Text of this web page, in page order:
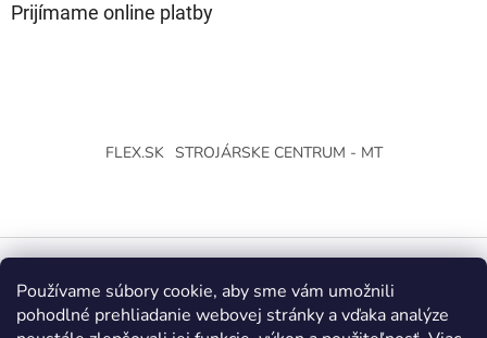
Používame súbory cookie, aby sme vám umožnili
pohodlné prehliadanie webovej stránky a vďaka analýze
Prijímame online platby
FLEX.SK STROJÁRSKE CENTRUM - MT
Vytvoril Shoptet